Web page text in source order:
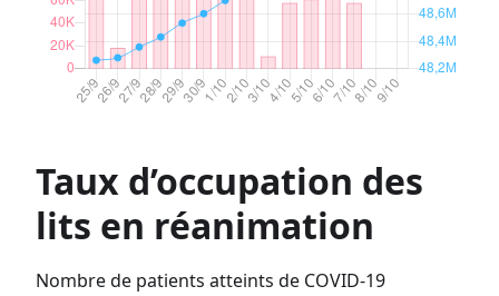
Taux d’occupation des
lits en réanimation
Nombre de patients atteints de COVID-19